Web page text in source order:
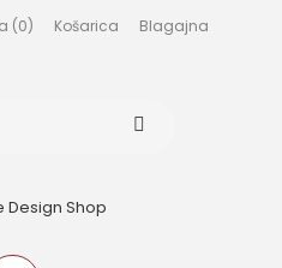
(0) Košarica Blagajna